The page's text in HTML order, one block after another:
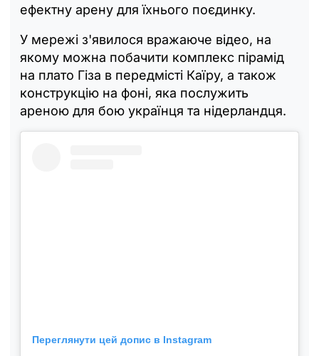
ефектну арену для їхнього поєдинку.
У мережі з'явилося вражаюче відео, на
якому можна побачити комплекс пірамід
на плато Гіза в передмісті Каїру, а також
конструкцію на фоні, яка послужить
ареною для бою українця та нідерландця.
Переглянути цей допис в Instagram